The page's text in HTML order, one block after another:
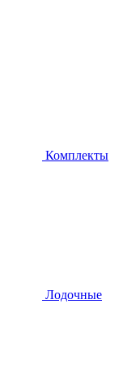
Комплекты
Лодочные